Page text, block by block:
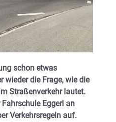
schon etwas
wieder die Frage, wie die
Straßenverkehr lautet.
Eggerl an
Verkehrsregeln auf.